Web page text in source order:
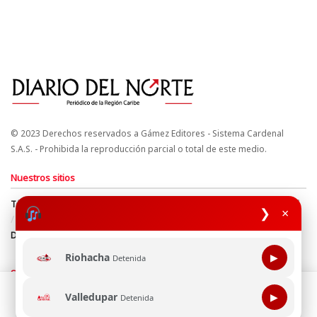
❯ ×
Riohacha Detenida ▶
Valledupar Detenida ▶
© 2023 Derechos reservados a Gámez Editores - Sistema Cardenal
S.A.S. - Prohibida la reproducción parcial o total de este medio.
Nuestros sitios
Términos y Condiciones
Derechos de Autor y Propiedad Intelectual
Política de uso de cookies
Política de Tratamiento de Datos
Directrices Editoriales
Síguenos
Esta página web usa cookie para mejorar tu experiencia de
navegación, al continuar aceptas nuestra política de uso de